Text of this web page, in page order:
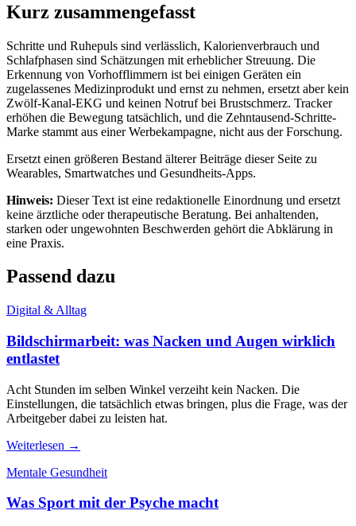
Kurz zusammengefasst
Schritte und Ruhepuls sind verlässlich, Kalorienverbrauch und
Schlafphasen sind Schätzungen mit erheblicher Streuung. Die
Erkennung von Vorhofflimmern ist bei einigen Geräten ein
zugelassenes Medizinprodukt und ernst zu nehmen, ersetzt aber kein
Zwölf-Kanal-EKG und keinen Notruf bei Brustschmerz. Tracker
erhöhen die Bewegung tatsächlich, und die Zehntausend-Schritte-
Marke stammt aus einer Werbekampagne, nicht aus der Forschung.
Ersetzt einen größeren Bestand älterer Beiträge dieser Seite zu
Wearables, Smartwatches und Gesundheits-Apps.
Hinweis: Dieser Text ist eine redaktionelle Einordnung und ersetzt
keine ärztliche oder therapeutische Beratung. Bei anhaltenden,
starken oder ungewohnten Beschwerden gehört die Abklärung in
eine Praxis.
Passend dazu
Digital & Alltag
Bildschirmarbeit: was Nacken und Augen wirklich
entlastet
Acht Stunden im selben Winkel verzeiht kein Nacken. Die
Einstellungen, die tatsächlich etwas bringen, plus die Frage, was der
Arbeitgeber dabei zu leisten hat.
Weiterlesen →
Mentale Gesundheit
Was Sport mit der Psyche macht